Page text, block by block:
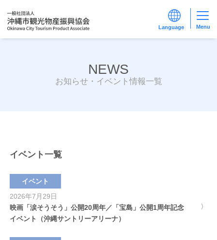
Menu
NEWS
お知らせ・イベント情報一覧
イベント一覧
イベント
2026年7月29日
映画「涙そうそう」公開20周年／「宝島」公開1周年記念
イベント（沖縄サントリーアリーナ）